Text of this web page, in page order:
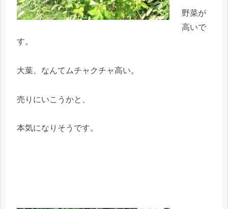
野菜が
高いで
す。
大葉、なんてムチャクチャ高い。
売りにいこうかと、
本気になりそうです。